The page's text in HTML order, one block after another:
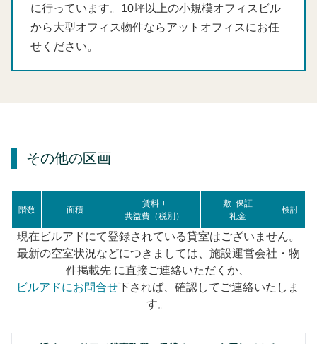
に行っています。10坪以上の小規模オフィスビル
から大型オフィス物件ならアットオフィスにお任
せください。
その他の区画
階数 面積
賃料 +
共益費（税別）
敷･保証
礼金
検討
現在ビルアドにて登録されている貸室はございません。
最新の空室状況などにつきましては、施設運営会社・物
件掲載先 に直接ご連絡いただくか、
ビルアドにお問合せ下されば、確認してご連絡いたしま
す。